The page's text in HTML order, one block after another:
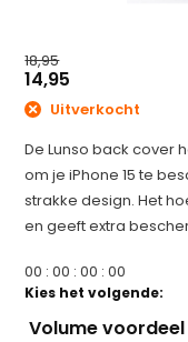
18,95
14,95
Uitverkocht
De Lunso back cover
om je iPhone 15 te
strakke design. Het
en geeft extra
00 :00 :00 :00
Kies het volgende:
Volume voordeel